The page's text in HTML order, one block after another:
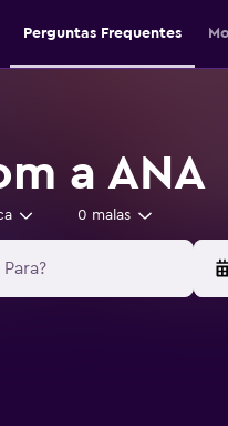
Perguntas Frequentes
a ANA
0 malas